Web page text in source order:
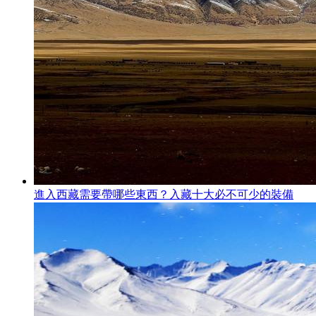
進入西藏需要帶哪些東西？入藏十大必不可少的裝備